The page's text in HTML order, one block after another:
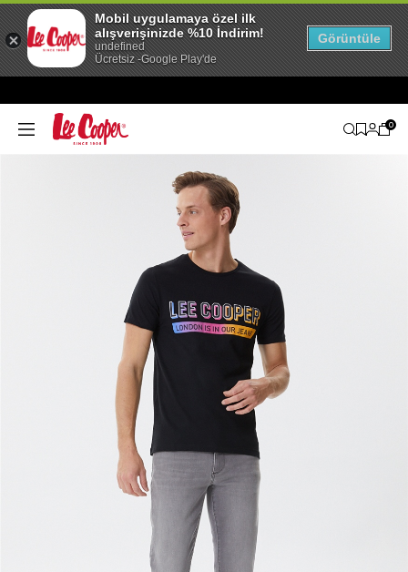
0
Mobil uygulamaya özel ilk
alışverişinizde %10 İndirim!
undefined
Ücretsiz -Google Play'de
Görüntüle